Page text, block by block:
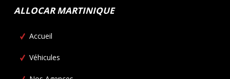
ALLOCAR MARTINIQUE
Accueil
Véhicules